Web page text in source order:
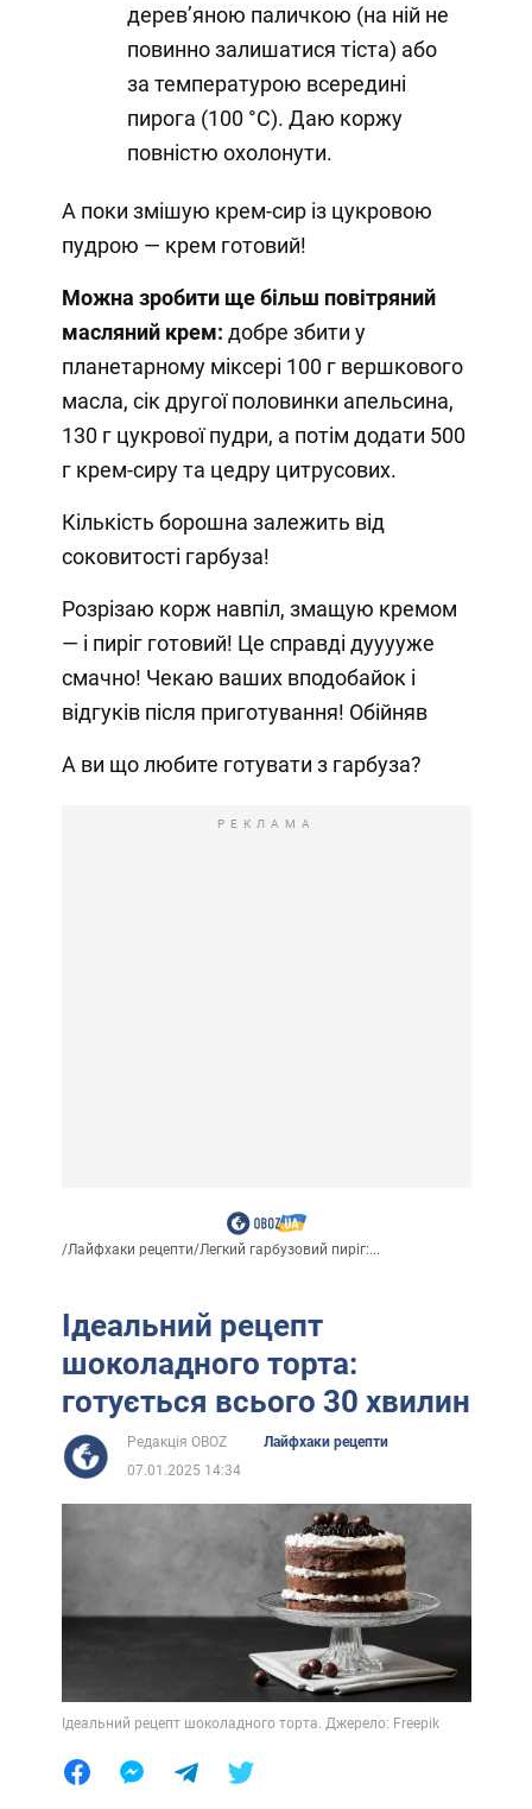
дерев’яною паличкою (на ній не
повинно залишатися тіста) або
за температурою всередині
пирога (100 °C). Даю коржу
повністю охолонути.
А поки змішую крем-сир із цукровою
пудрою — крем готовий!
Можна зробити ще більш повітряний
масляний крем: добре збити у
планетарному міксері 100 г вершкового
масла, сік другої половинки апельсина,
130 г цукрової пудри, а потім додати 500
г крем-сиру та цедру цитрусових.
Кількість борошна залежить від
соковитості гарбуза!
Розрізаю корж навпіл, змащую кремом
— і пиріг готовий! Це справді дууууже
смачно! Чекаю ваших вподобайок і
відгуків після приготування! Обійняв
А ви що любите готувати з гарбуза?
РЕКЛАМА
/Лайфхаки рецепти/Легкий гарбузовий пиріг:...
Ідеальний рецепт
шоколадного торта:
готується всього 30 хвилин
Редакція OBOZ
Лайфхаки рецепти
07.01.2025 14:34
Ідеальний рецепт шоколадного торта. Джерело: Freepik